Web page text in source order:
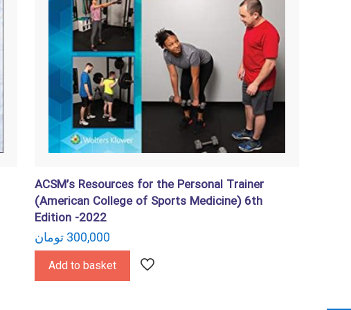
ACSM’s Resources for the Personal Trainer
(American College of Sports Medicine) 6th
Edition -2022
300,000 تومان
Add to basket